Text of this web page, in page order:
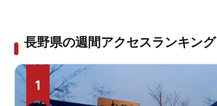
長野県の週間アクセスランキング
1